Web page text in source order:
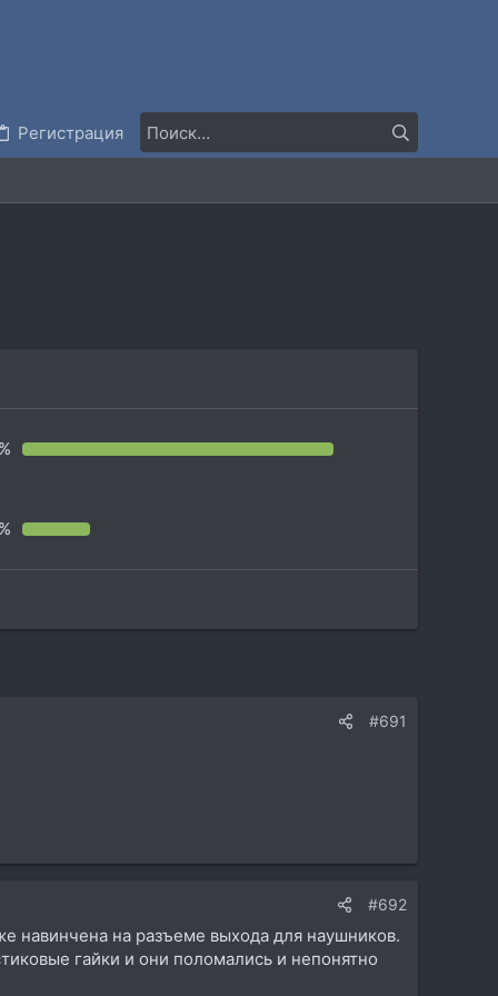
Регистрация
#691
#692
навинчена на разъеме выхода для наушников.
гайки и они поломались и непонятно